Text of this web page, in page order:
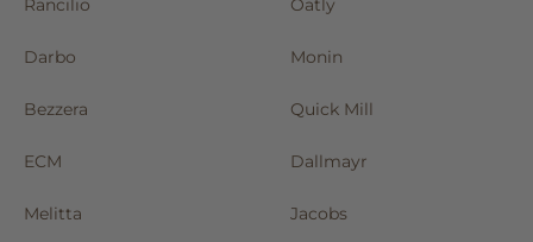
Rancilio Oatly
Darbo Monin
Bezzera Quick Mill
ECM Dallmayr
Melitta Jacobs